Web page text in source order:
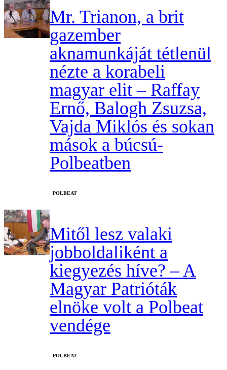
Mr. Trianon, a brit
gazember
aknamunkáját tétlenül
nézte a korabeli
magyar elit – Raffay
Ernő, Balogh Zsuzsa,
Vajda Miklós és sokan
mások a búcsú-
Polbeatben
‎POLBEAT
Mitől lesz valaki
jobboldaliként a
kiegyezés híve? – A
Magyar Patrióták
elnöke volt a Polbeat
vendége
‎POLBEAT